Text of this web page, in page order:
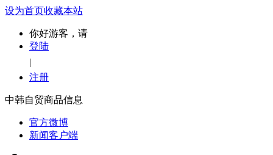
设为首页收藏本站
你好游客，请
登陆
|
注册
中韩自贸商品信息
官方微博
新闻客户端